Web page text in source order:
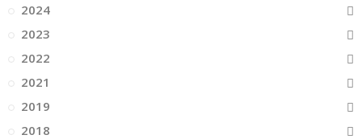
2024
2023
2022
2021
2019
2018